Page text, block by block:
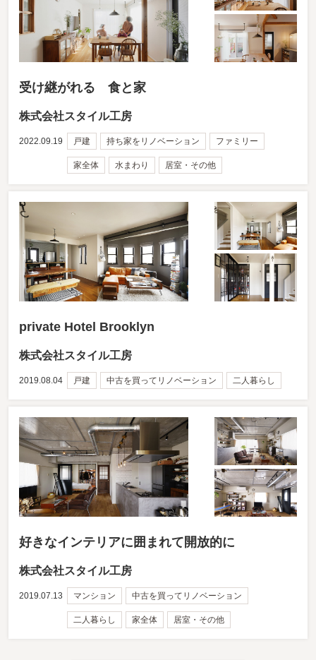
受け継がれる 食と家
株式会社スタイル工房
2022.09.19 戸建 持ち家をリノベーション ファミリー
家全体 水まわり 居室・その他
private Hotel Brooklyn
株式会社スタイル工房
2019.08.04 戸建 中古を買ってリノベーション 二人暮らし
好きなインテリアに囲まれて開放的に
株式会社スタイル工房
2019.07.13 マンション 中古を買ってリノベーション
二人暮らし 家全体 居室・その他